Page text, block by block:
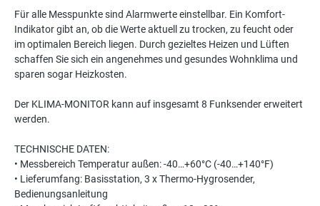
Für alle Messpunkte sind Alarmwerte einstellbar. Ein Komfort-
Indikator gibt an, ob die Werte aktuell zu trocken, zu feucht oder
im optimalen Bereich liegen. Durch gezieltes Heizen und Lüften
schaffen Sie sich ein angenehmes und gesundes Wohnklima und
sparen sogar Heizkosten.
Der KLIMA-MONITOR kann auf insgesamt 8 Funksender erweitert
werden.
TECHNISCHE DATEN:
• Messbereich Temperatur außen: -40…+60°C (-40…+140°F)
• Lieferumfang: Basisstation, 3 x Thermo-Hygrosender,
Bedienungsanleitung